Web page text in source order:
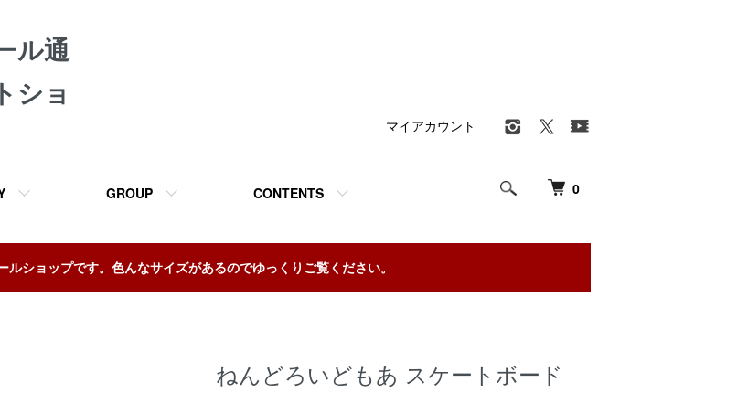
ル通
ショ
0
GROUP CONTENTS
マイアカウント
ルショップです。色んなサイズがあるのでゆっくりご覧ください。
ねんどろいどもあ スケートボード